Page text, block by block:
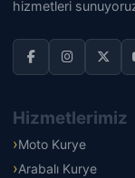
hizmetleri
Hizmetlerimiz
Moto Kurye
Arabalı Kurye